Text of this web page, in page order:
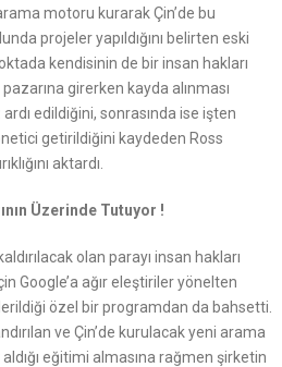
motoru kurarak Çin’de bu
projeler yapıldığını belirten eski
kendisinin de bir insan hakları
girerken kayda alınması
edildiğini, sonrasında ise işten
getirildiğini kaydeden Ross
aktardı.
Üzerinde Tutuyor !
olan parayı insan hakları
Google’a ağır eleştiriler yönelten
özel bir programdan da bahsetti.
ve Çin’de kurulacak yeni arama
eğitimi almasına rağmen şirketin